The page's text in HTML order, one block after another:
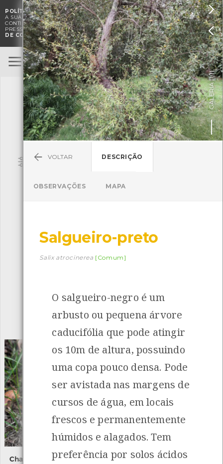
POLÍTICA DE COOKIES. O CMIA UTILIZA COOKIES PARA MELHORAR
A SUA EXPERIÊNCIA DE NAVEGAÇÃO E PARA FINS ESTATÍSTICOS.A
CONTINUAÇÃO DA UTILIZAÇÃO DESTE WEBSITE E SERVIÇOS
PRESSUPÕE A ACEITAÇÃO DA UTILIZAÇÃO DE COOKIES.POLÍTICA
DE COOKIES

ENTRAR
BioRegisto
TERMOS DE UTILIZAÇÃO
SUBMETER OBSERVAÇÃO
Pesquisa
Descarregar a app BioRegisto
Espécies 4839Observações
Chapéu-da-morte Amieiro


GALERIA [
1/1
]
VOLTAR DESCRIÇÃO
OBSERVAÇÕES MAPA
Salgueiro-preto
Salix atrocinerea [Comum]
O salgueiro-negro é um
arbusto ou pequena árvore
caducifólia que pode atingir
os 10m de altura, possuindo
uma copa pouco densa. Pode
ser avistada nas margens de
cursos de água, em locais
frescos e permanentemente
húmidos e alagados. Tem
preferência por solos ácidos